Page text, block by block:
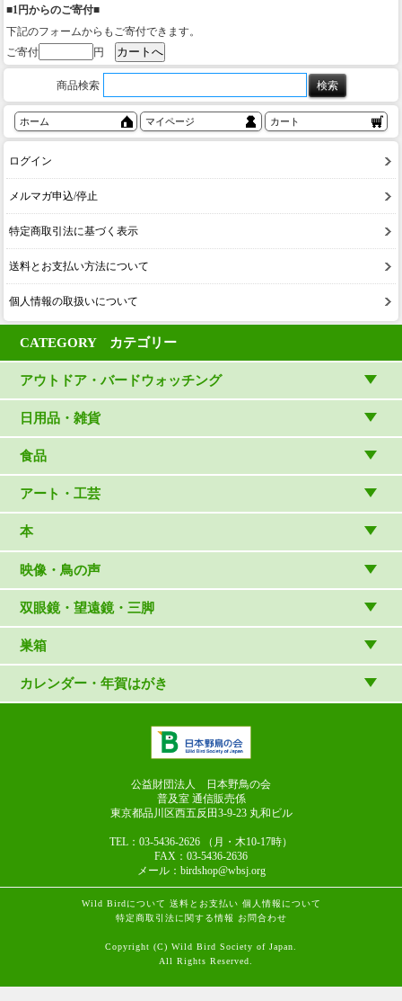
■1円からのご寄付■
下記のフォームからもご寄付できます。
ご寄付
円
商品検索
ホーム マイページ カート
ログイン
メルマガ申込/停止
特定商取引法に基づく表示
送料とお支払い方法について
個人情報の取扱いについて
CATEGORY カテゴリー
アウトドア・バードウォッチング
アウトドアウェア
アウトドア雑貨
バードウォッチング用品
日用品・雑貨
リビング・キッチン・ファッション
ゲーム・ホビー・文具
食品
食品
アート・工芸
雑貨（村上康成）
マスコット・ブローチほか
本
図鑑
読み物
写真集・ガイドブック・絵本
日本野鳥の会連携団体の出版物
論文集（ストリクス）
映像・鳥の声
CD
DVD・ブルーレイ・ビデオ
鳴き声タッチペンなど
双眼鏡・望遠鏡・三脚
スターターセット
双眼鏡
巣箱
巣箱など
カレンダー・年賀はがき
公益財団法人 日本野鳥の会
普及室 通信販売係
東京都品川区西五反田3-9-23 丸和ビル
TEL：03-5436-2626
（月・木10-17時）
FAX：03-5436-2636
メール：birdshop@wbsj.org
Wild Birdについて 送料とお支払い 個人情報について
特定商取引法に関する情報
お問合わせ
Copyright (C) Wild Bird Society of Japan.
All Rights Reserved.